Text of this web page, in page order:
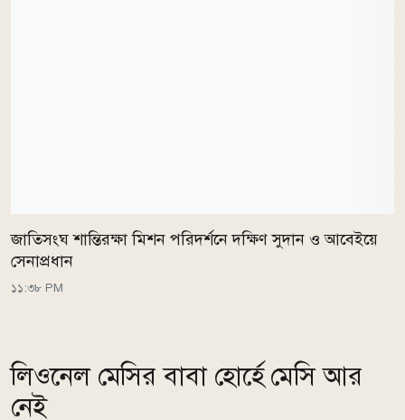
জাতিসংঘ শান্তিরক্ষা মিশন পরিদর্শনে দক্ষিণ সুদান ও আবেইয়ে
সেনাপ্রধান
১১:৩৮ PM
লিওনেল মেসির বাবা হোর্হে মেসি আর
নেই